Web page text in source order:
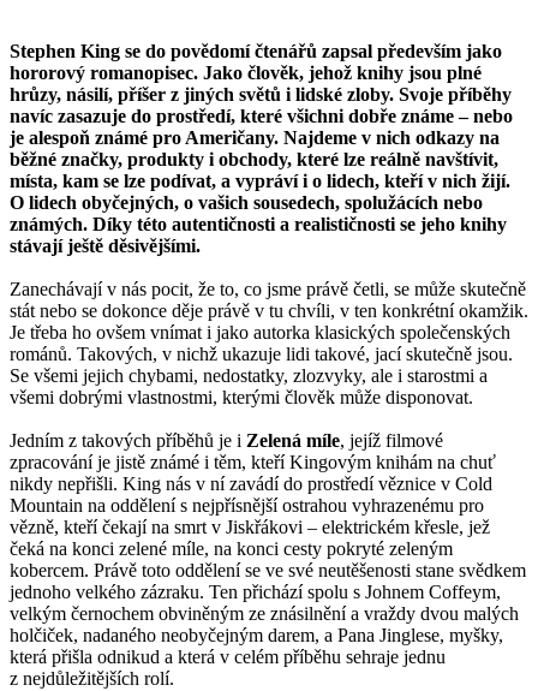
Stephen King se do povědomí čtenářů zapsal především jako
hororový romanopisec. Jako člověk, jehož knihy jsou plné
hrůzy, násilí, příšer z jiných světů i lidské zloby. Svoje příběhy
navíc zasazuje do prostředí, které všichni dobře známe – nebo
je alespoň známé pro Američany. Najdeme v nich odkazy na
běžné značky, produkty i obchody, které lze reálně navštívit,
místa, kam se lze podívat, a vypráví i o lidech, kteří v nich žijí.
O lidech obyčejných, o vašich sousedech, spolužácích nebo
známých. Díky této autentičnosti a realističnosti se jeho knihy
stávají ještě děsivějšími.
Zanechávají v nás pocit, že to, co jsme právě četli, se může skutečně
stát nebo se dokonce děje právě v tu chvíli, v ten konkrétní okamžik.
Je třeba ho ovšem vnímat i jako autorka klasických společenských
románů. Takových, v nichž ukazuje lidi takové, jací skutečně jsou.
Se všemi jejich chybami, nedostatky, zlozvyky, ale i starostmi a
všemi dobrými vlastnostmi, kterými člověk může disponovat.
Jedním z takových příběhů je i Zelená míle, jejíž filmové
zpracování je jistě známé i těm, kteří Kingovým knihám na chuť
nikdy nepřišli. King nás v ní zavádí do prostředí věznice v Cold
Mountain na oddělení s nejpřísnější ostrahou vyhrazenému pro
vězně, kteří čekají na smrt v Jiskřákovi – elektrickém křesle, jež
čeká na konci zelené míle, na konci cesty pokryté zeleným
kobercem. Právě toto oddělení se ve své neutěšenosti stane svědkem
jednoho velkého zázraku. Ten přichází spolu s Johnem Coffeym,
velkým černochem obviněným ze znásilnění a vraždy dvou malých
holčiček, nadaného neobyčejným darem, a Pana Jinglese, myšky,
která přišla odnikud a která v celém příběhu sehraje jednu
z nejdůležitějších rolí.